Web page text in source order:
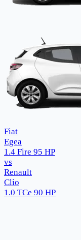
Fiat
Egea
1.4 Fire 95 HP
vs
Renault
Clio
1.0 TCe 90 HP